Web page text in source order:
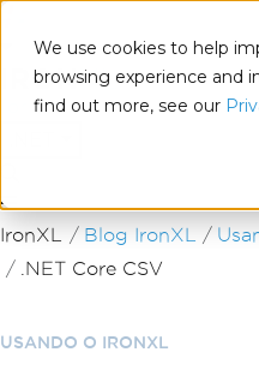
We use cookies to help
browsing experience and
find out more, see our
Ir para o conteúdo do
IronXL Blog IronXL
.NET Core CSV
USANDO O IRONXL